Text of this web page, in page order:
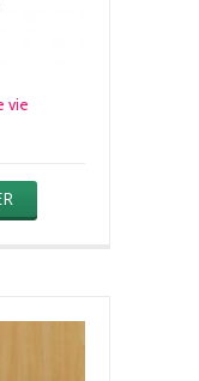
vie